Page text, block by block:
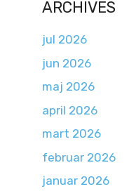
ARCHIVES
jul 2026
jun 2026
maj 2026
april 2026
mart 2026
februar 2026
januar 2026